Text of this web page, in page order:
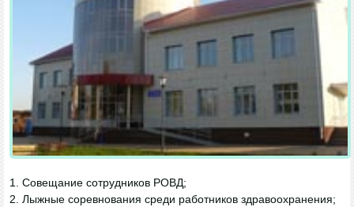
1. Совещание сотрудников РОВД;
2. Лыжные соревнования среди работников здравоохранения;